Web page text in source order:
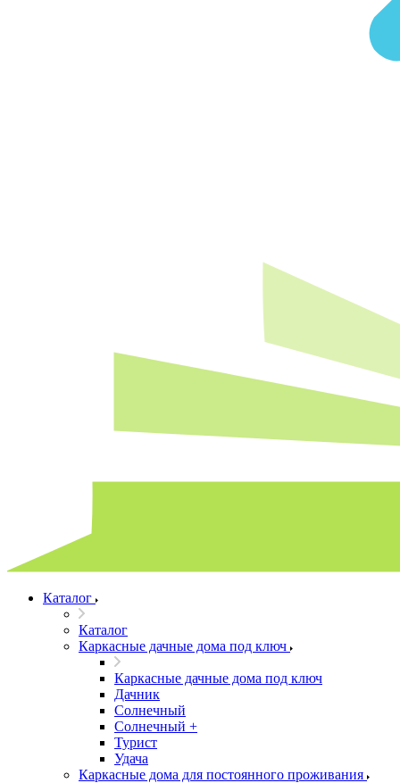
Каталог
Каталог
Каркасные дачные дома под ключ
Каркасные дачные дома под ключ
Дачник
Солнечный
Солнечный +
Турист
Удача
Каркасные дома для постоянного проживания